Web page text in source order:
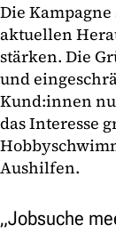
Die Kampagne
aktuellen
stärken. Die
und
Kund:innen
das Interesse
Aushilfen.
„Jobsuche